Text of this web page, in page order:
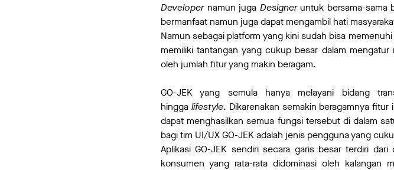
Developernamun juga Designeruntuk bersama-sama
bermanfaat namun juga dapat mengambil hati
Namun sebagai platform yang kini sudah bisa
memiliki tantangan yang cukup besar dalam
oleh jumlah fitur yang makin beragam.
GO-JEK yang semula hanya melayani bidang
hingga lifestyle. Dikarenakan semakin beragamnya
dapat menghasilkan semua fungsi tersebut di dalam
bagi tim UI/UX GO-JEK adalah jenis pengguna yang
Aplikasi GO-JEK sendiri secara garis besar terdiri
konsumen yang rata-rata didominasi oleh